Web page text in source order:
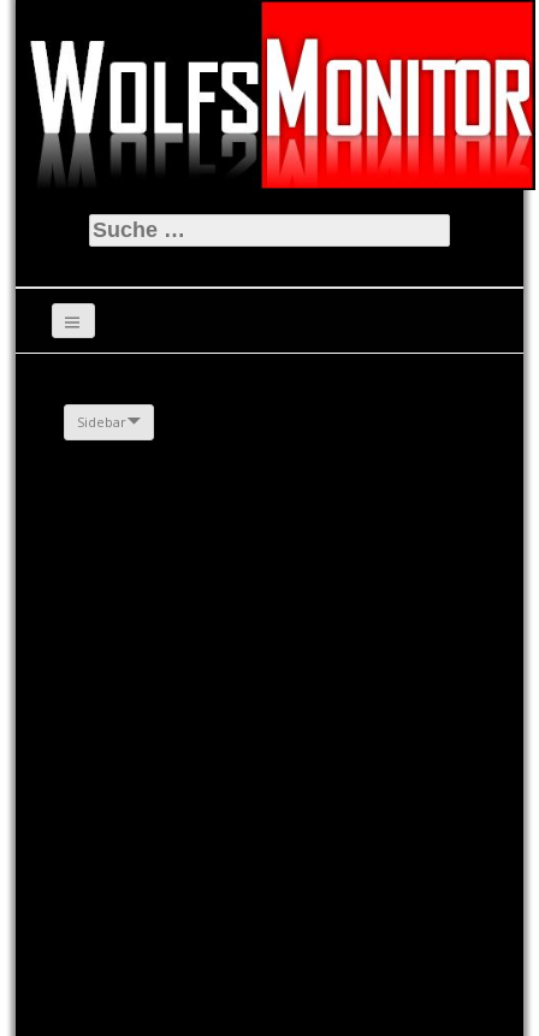
Suche
nach:
Sidebar